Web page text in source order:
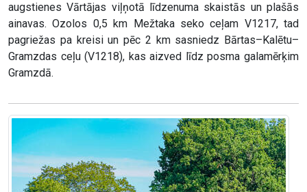
augstienes Vārtājas viļņotā līdzenuma skaistās un plašās
ainavas. Ozolos 0,5 km Mežtaka seko ceļam V1217, tad
pagriežas pa kreisi un pēc 2 km sasniedz Bārtas–Kalētu–
Gramzdas ceļu (V1218), kas aizved līdz posma galamērķim
Gramzdā.